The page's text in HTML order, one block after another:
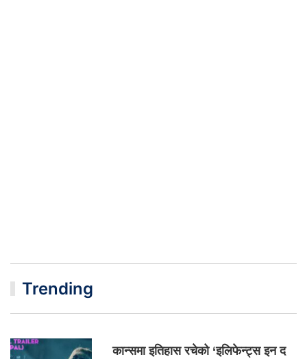
Trending
कान्समा इतिहास रचेको ‘इलिफेन्ट्स इन द